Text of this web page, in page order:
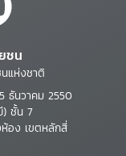
ชน
แห่งชาติ
ธันวาคม 2550
) ชั้น 7
อง เขตหลักสี่